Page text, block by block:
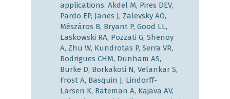
applications. Akdel M, Pires DEV,
Pardo EP, Jänes J, Zalevsky AO,
Mészáros B, Bryant P, Good LL,
Laskowski RA, Pozzati G, Shenoy
A, Zhu W, Kundrotas P, Serra VR,
Rodrigues CHM, Dunham AS,
Burke D, Borkakoti N, Velankar S,
Frost A, Basquin J, Lindorff-
Larsen K, Bateman A, Kajava AV,